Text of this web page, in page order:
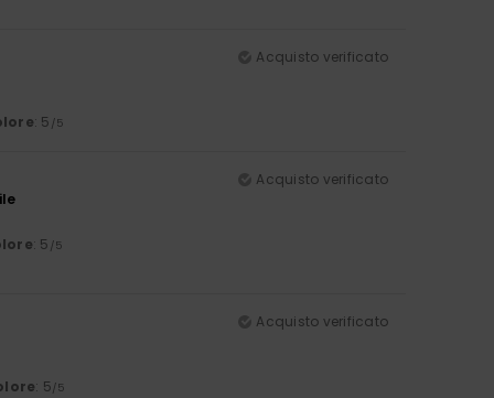
Acquisto verificato
: 5 /5
Acquisto verificato
: 5 /5
Acquisto verificato
: 5/5